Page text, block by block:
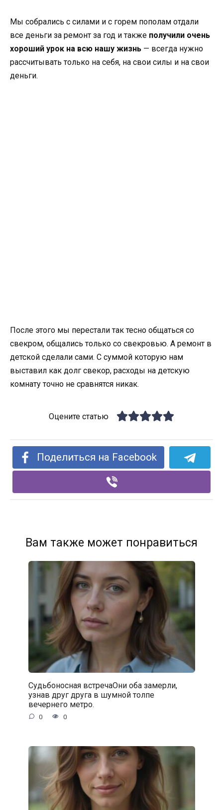
Мы собрались с силами и с горем пополам отдали
все деньги за ремонт за год и также получили очень
хороший урок на всю нашу жизнь — всегда нужно
рассчитывать только на себя, на свои силы и на свои
деньги.
После этого мы перестали так тесно общаться со
свекром, общались только со свекровью. А ремонт в
детской сделали сами. С суммой которую нам
выставил как долг свекор, расходы на детскую
комнату точно не сравнятся никак.
Оцените статью
Поделиться на Facebook
Вам также может понравиться
Судьбоносная встречаОни оба замерли,
узнав друг друга в шумной толпе
вечернего метро.
0 0